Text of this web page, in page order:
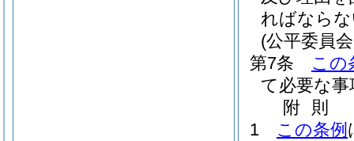
ればなら
(公平委員
第7条
この
て必要な
附 則
1
この条例